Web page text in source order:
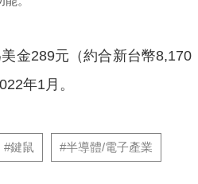
金289元（約合新台幣8,170
年1月。
#鍵鼠 #半導體/電子產業